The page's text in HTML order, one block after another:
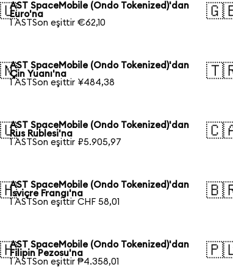
AST SpaceMobile (Ondo Tokenized)'dan
Euro'na
1 ASTSon eşittir €62,10
AST SpaceMobile (Ondo Tokenized)'dan
Çin Yuanı'na
1 ASTSon eşittir ¥484,38
AST SpaceMobile (Ondo Tokenized)'dan
Rus Rublesi'na
1 ASTSon eşittir ₽5.905,97
AST SpaceMobile (Ondo Tokenized)'dan
İsviçre Frangı'na
1 ASTSon eşittir CHF 58,01
AST SpaceMobile (Ondo Tokenized)'dan
Filipin Pezosu'na
1 ASTSon eşittir ₱4.358,01